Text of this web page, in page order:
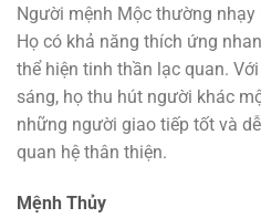
Người mệnh Mộc thường
Họ có khả năng thích ứng
thể hiện tinh thần lạc quan.
sáng, họ thu hút người khác
những người giao tiếp tốt và
quan hệ thân thiện.
Mệnh Thủy